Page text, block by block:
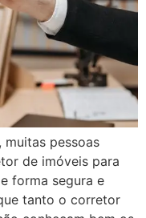
pessoas
de imóveis para
forma segura e
tanto o corretor